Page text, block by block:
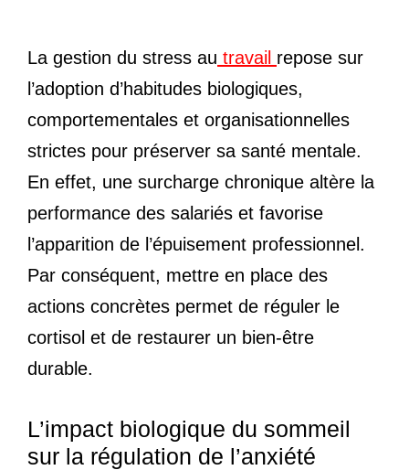
La gestion du stress au travail repose sur
l’adoption d’habitudes biologiques,
comportementales et organisationnelles
strictes pour préserver sa santé mentale.
En effet, une surcharge chronique altère la
performance des salariés et favorise
l’apparition de l’épuisement professionnel.
Par conséquent, mettre en place des
actions concrètes permet de réguler le
cortisol et de restaurer un bien-être
durable.
L’impact biologique du sommeil
sur la régulation de l’anxiété